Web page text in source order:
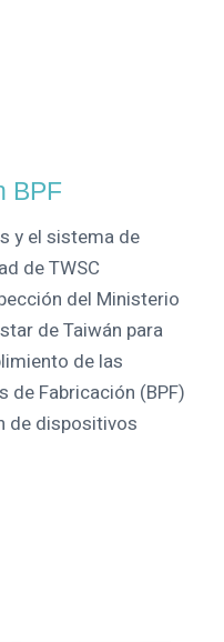
BPF
y el sistema de
de TWSC
del Ministerio
de Taiwán para
de las
de Fabricación (BPF)
de dispositivos